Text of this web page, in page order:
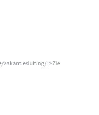
vakantiesluiting/">Zie